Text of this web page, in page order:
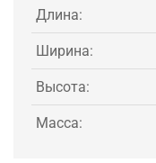
Длина:
Ширина:
Высота:
Масса: